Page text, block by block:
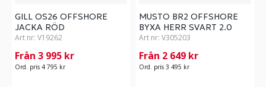
GILL OS26 OFFSHORE
JACKA RÖD
Art nr: V19262
Från 3 995 kr
Ord. pris 4 795 kr
MUSTO BR2 OFFSHORE
BYXA HERR SVART 2.0
Art nr: V305203
Från 2 649 kr
Ord. pris 3 495 kr